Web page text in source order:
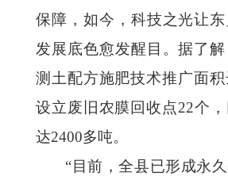
保障，如今，科技之光让
发展底色愈发醒目。据了
测土配方施肥技术推广面
设立废旧农膜回收点22个
达2400多吨。
“目前，全县已形成永